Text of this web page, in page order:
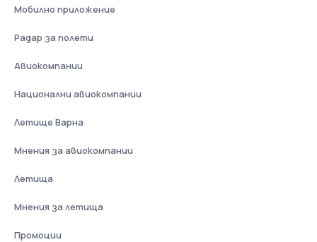
Мобилно приложение
Радар за полети
Авиокомпании
Национални авиокомпании
Летище Варна
Мнения за авиокомпании
Летища
Мнения за летища
Промоции